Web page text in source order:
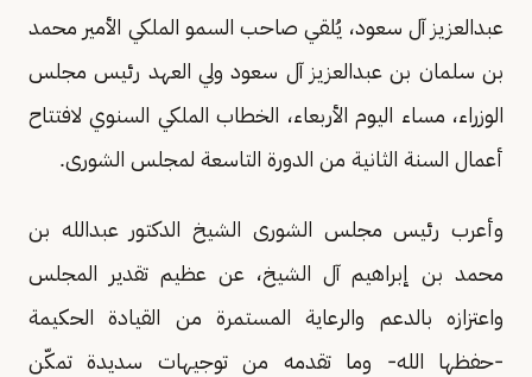
عبدالعزيز آل سعود، يُلقي صاحب السمو الملكي الأمير محمد
بن سلمان بن عبدالعزيز آل سعود ولي العهد رئيس مجلس
الوزراء، مساء اليوم الأربعاء، الخطاب الملكي السنوي لافتتاح
أعمال السنة الثانية من الدورة التاسعة لمجلس الشورى.
وأعرب رئيس مجلس الشورى الشيخ الدكتور عبدالله بن
محمد بن إبراهيم آل الشيخ، عن عظيم تقدير المجلس
واعتزازه بالدعم والرعاية المستمرة من القيادة الحكيمة
-حفظها الله- وما تقدمه من توجيهات سديدة تمكّن